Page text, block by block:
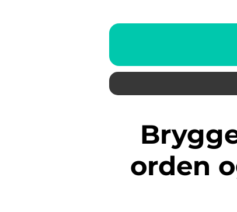
Bryggers indretning: Skab
orden